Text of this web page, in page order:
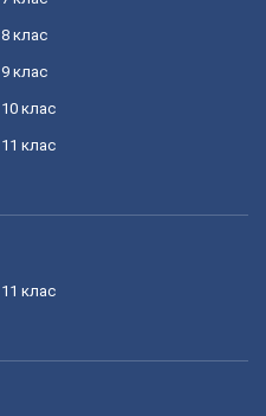
8 клас
9 клас
10 клас
11 клас
11 клас